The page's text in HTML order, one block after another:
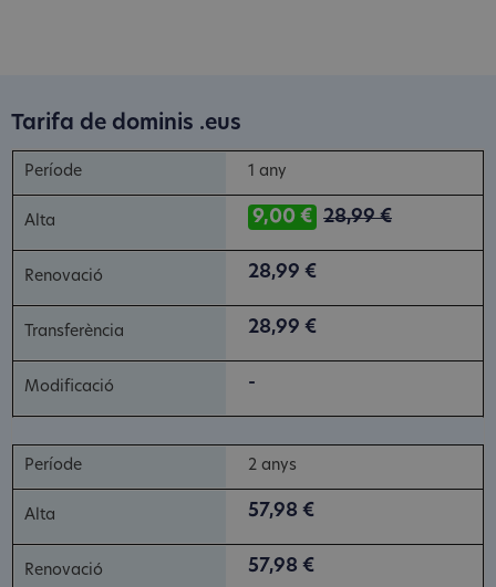
Tarifa de dominis .eus
1 any
9,00 € 28,99 €
28,99 €
28,99 €
-
2 anys
57,98 €
57,98 €